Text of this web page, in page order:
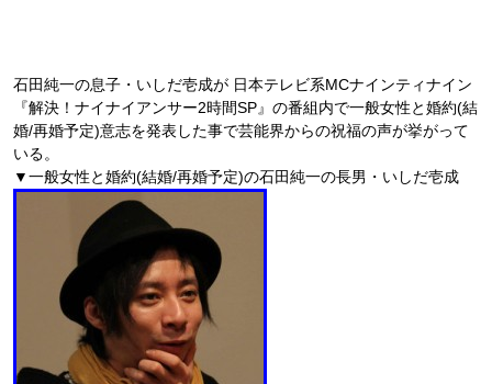
石田純一の息子・いしだ壱成が 日本テレビ系MCナインティナイン
『解決！ナイナイアンサー2時間SP』の番組内で一般女性と婚約(結
婚/再婚予定)意志を発表した事で芸能界からの祝福の声が挙がって
いる。
▼一般女性と婚約(結婚/再婚予定)の石田純一の長男・いしだ壱成